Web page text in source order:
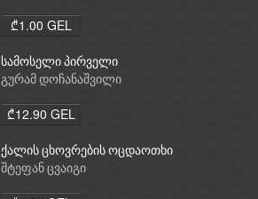
₾1.00 GEL
სამოსელი პირველი
გურამ დოჩანაშვილი
₾12.90 GEL
ქალის ცხოვრების ოცდაოთხი
საათი
შტეფან ცვაიგი